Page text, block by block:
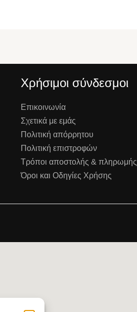
Χρήσιμοι σύνδεσμοι
Επικοινωνία
Σχετικά με εμάς
Πολιτική απόρρητου
Πολιτική επιστροφών
Τρόποι αποστολής & πληρωμής
Όροι και Οδηγίες Χρήσης